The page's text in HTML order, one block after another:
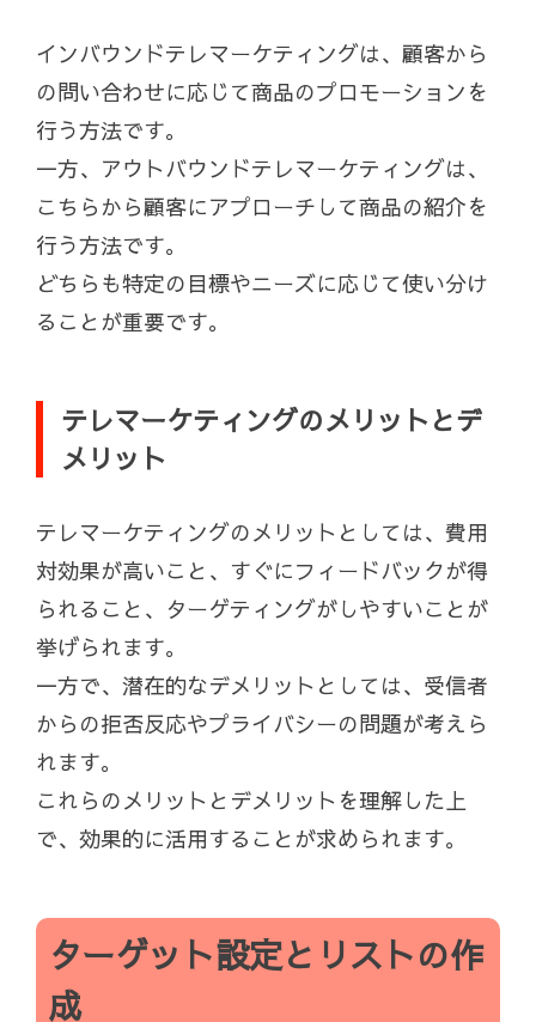
インバウンドテレマーケティングは、顧客から
の問い合わせに応じて商品のプロモーションを
行う方法です。
一方、アウトバウンドテレマーケティングは、
こちらから顧客にアプローチして商品の紹介を
行う方法です。
どちらも特定の目標やニーズに応じて使い分け
ることが重要です。
テレマーケティングのメリットとデ
メリット
テレマーケティングのメリットとしては、費用
対効果が高いこと、すぐにフィードバックが得
られること、ターゲティングがしやすいことが
挙げられます。
一方で、潜在的なデメリットとしては、受信者
からの拒否反応やプライバシーの問題が考えら
れます。
これらのメリットとデメリットを理解した上
で、効果的に活用することが求められます。
ターゲット設定とリストの作
成